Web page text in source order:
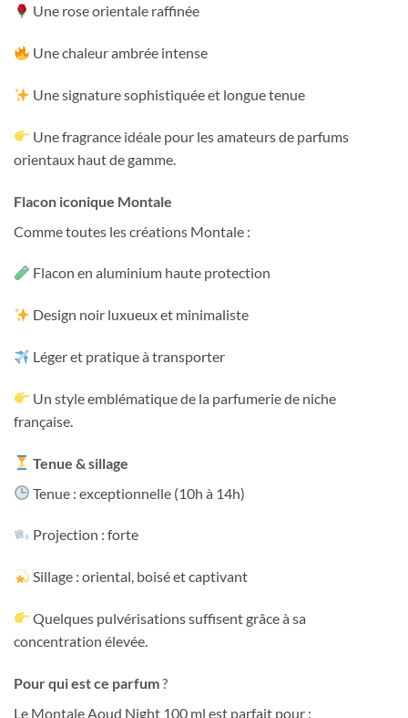
Une rose orientale raffinée
Une chaleur ambrée intense
Une signature sophistiquée et longue tenue
Une fragrance idéale pour les amateurs de parfums
orientaux haut de gamme.
Flacon iconique Montale
Comme toutes les créations Montale :
Flacon en aluminium haute protection
Design noir luxueux et minimaliste
Léger et pratique à transporter
Un style emblématique de la parfumerie de niche
française.
Tenue & sillage
Tenue : exceptionnelle (10h à 14h)
Projection : forte
Sillage : oriental, boisé et captivant
Quelques pulvérisations suffisent grâce à sa
concentration élevée.
Pour qui est ce parfum?
Le Montale Aoud Night 100 ml est parfait pour :